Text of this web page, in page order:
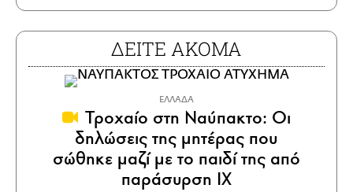
ΔΕΙΤΕ ΑΚΟΜΑ
ΕΛΛΑΔΑ
Τροχαίο στη Ναύπακτο: Οι
δηλώσεις της μητέρας που
σώθηκε μαζί με το παιδί της από
παράσυρση ΙΧ